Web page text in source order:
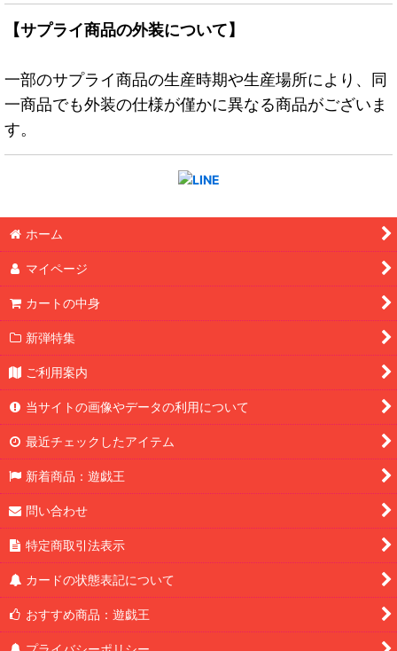
【サプライ商品の外装について】
一部のサプライ商品の生産時期や生産場所により、同
一商品でも外装の仕様が僅かに異なる商品がございま
す。
ホーム
マイページ
カートの中身
新弾特集
ご利用案内
当サイトの画像やデータの利用について
最近チェックしたアイテム
新着商品：遊戯王
問い合わせ
特定商取引法表示
カードの状態表記について
おすすめ商品：遊戯王